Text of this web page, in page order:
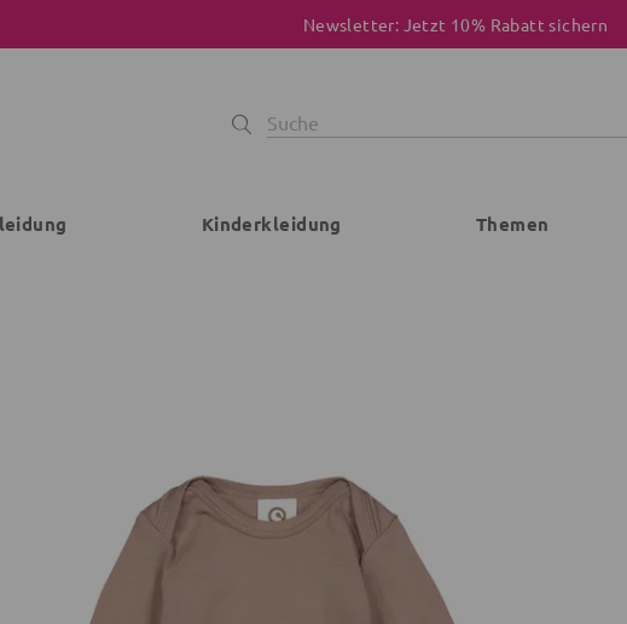
Newsletter: Jetzt 10% Rabatt sichern
Kinderkleidung Themen